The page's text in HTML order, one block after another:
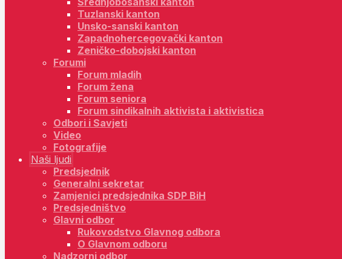
Tuzlanski kanton
Unsko-sanski kanton
Zapadnohercegovački kanton
Zeničko-dobojski kanton
Forumi
Forum mladih
Forum žena
Forum seniora
Forum sindikalnih aktivista i aktivistica
Odbori i Savjeti
Video
Fotografije
Naši ljudi
Predsjednik
Generalni sekretar
Zamjenici predsjednika SDP BiH
Predsjedništvo
Glavni odbor
Rukovodstvo Glavnog odbora
O Glavnom odboru
Nadzorni odbor